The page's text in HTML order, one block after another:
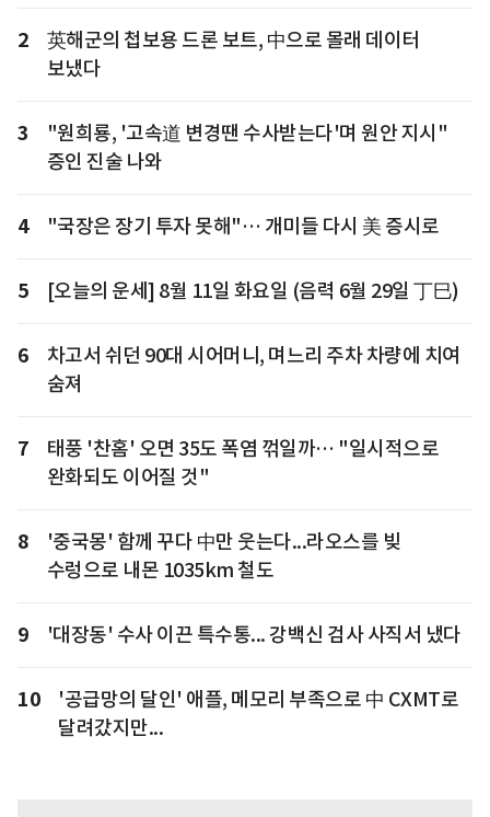
2
英해군의 첩보용 드론 보트, 中으로 몰래 데이터
보냈다
3
"원희룡, '고속道 변경땐 수사받는다'며 원안 지시"
증인 진술 나와
4 "국장은 장기 투자 못해"… 개미들 다시 美 증시로
5 [오늘의 운세] 8월 11일 화요일 (음력 6월 29일 丁巳)
6
차고서 쉬던 90대 시어머니, 며느리 주차 차량에 치여
숨져
7
태풍 '찬홈' 오면 35도 폭염 꺾일까… "일시적으로
완화되도 이어질 것"
8
'중국몽' 함께 꾸다 中만 웃는다...라오스를 빚
수렁으로 내몬 1035km 철도
9 '대장동' 수사 이끈 특수통... 강백신 검사 사직서 냈다
10
'공급망의 달인' 애플, 메모리 부족으로 中 CXMT로
달려갔지만...